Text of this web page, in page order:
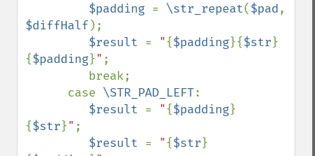
$padding = \str_repeat($pad
$diffHalf);
$result = "{$padding}{$str}
{$padding}" ;
      case
\STR_PAD_LEFT:
$result = "{$padding}
{$str}" ;
$result = "{$str}